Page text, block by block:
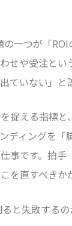
一つが「
せや受注と
ていない」と
捉える指標
ディングを
事です。拍
を直すべきか
と失敗するの